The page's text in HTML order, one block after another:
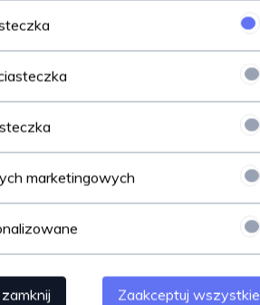
Polecamy
marketingowych
Zaakceptuj wszystkie